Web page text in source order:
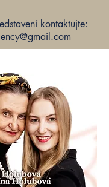
kontaktujte: